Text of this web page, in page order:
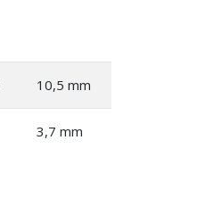
10,5 mm
3,7 mm